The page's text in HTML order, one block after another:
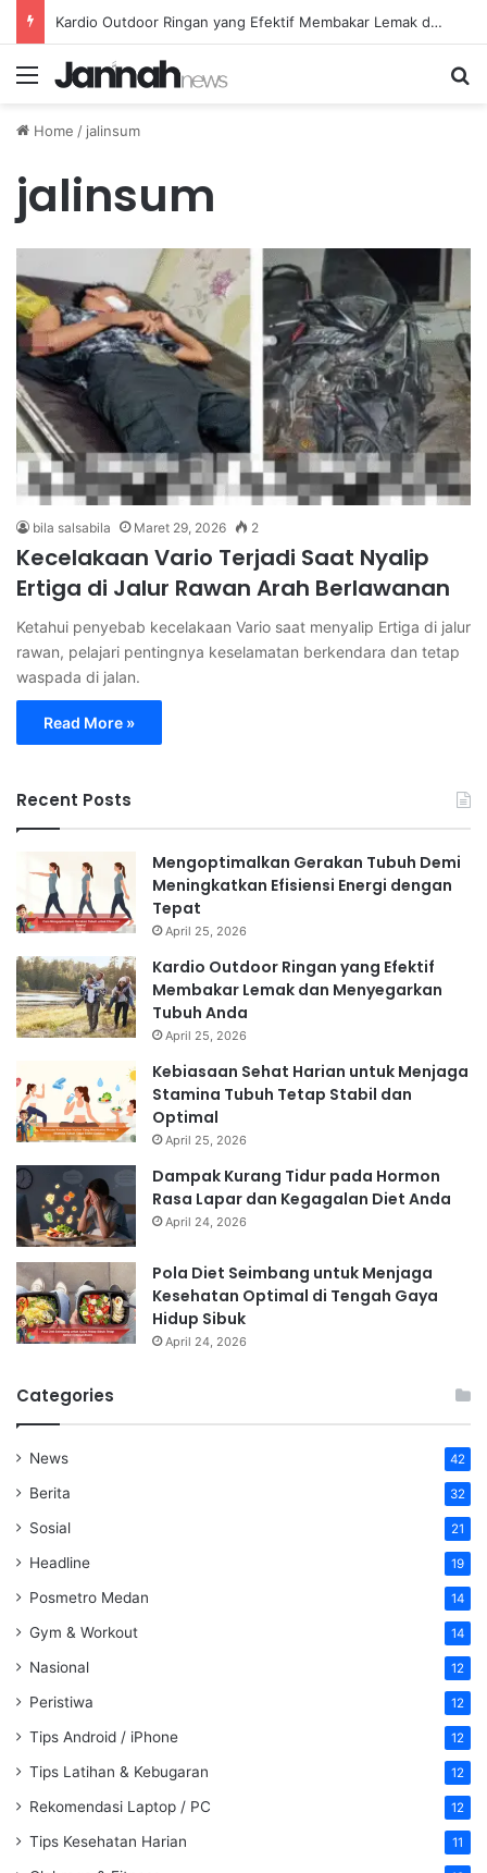
Kardio Outdoor Ringan yang Efektif Membakar Lemak dan Menyegarkan Tubuh Anda
Menu
Home / jalinsum
jalinsum
bila salsabila Maret 29, 2026 2
Kecelakaan Vario Terjadi Saat Nyalip
Ertiga di Jalur Rawan Arah Berlawanan
Ketahui penyebab kecelakaan Vario saat menyalip Ertiga di jalur
rawan, pelajari pentingnya keselamatan berkendara dan tetap
waspada di jalan.
Read More »
Recent Posts
Mengoptimalkan Gerakan Tubuh Demi
Meningkatkan Efisiensi Energi dengan
Tepat
April 25, 2026
Kardio Outdoor Ringan yang Efektif
Membakar Lemak dan Menyegarkan
Tubuh Anda
April 25, 2026
Kebiasaan Sehat Harian untuk Menjaga
Stamina Tubuh Tetap Stabil dan
Optimal
April 25, 2026
Dampak Kurang Tidur pada Hormon
Rasa Lapar dan Kegagalan Diet Anda
April 24, 2026
Pola Diet Seimbang untuk Menjaga
Kesehatan Optimal di Tengah Gaya
Hidup Sibuk
April 24, 2026
Categories
News 42
Berita 32
Sosial 21
Headline 19
Posmetro Medan 14
Gym & Workout 14
Nasional 12
Peristiwa 12
Tips Android / iPhone 12
Tips Latihan & Kebugaran 12
Rekomendasi Laptop / PC 12
Tips Kesehatan Harian 11